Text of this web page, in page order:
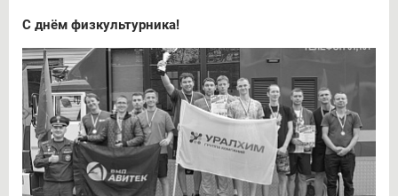
С днём физкультурника!